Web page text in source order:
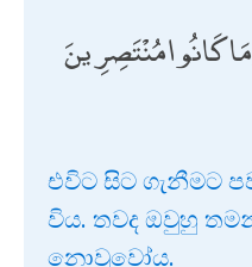
كَانُوا مُنْتَصِرِينَ
එවිට සිට ගැනීමට
විය. තවද ඔවුහු
නොවූවෝය.